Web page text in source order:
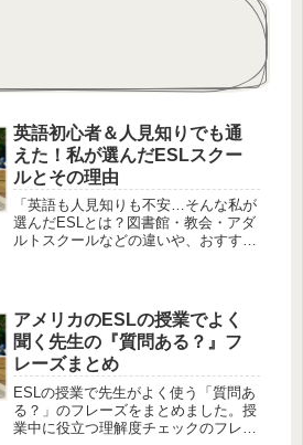
英語初心者＆人見知りでも通
えた！私が選んだESLスクー
ルとその理由
「英語も人見知りも不安…そんな私が
選んだESLとは？図書館・教会・アダ
ルトスクールなどの違いや、おすすめ
アメリカのESLの授業でよく
聞く先生の『質問ある？』フ
レーズまとめ
ESLの授業で先生がよく使う「質問あ
る？」のフレーズをまとめました。授
業中に役立つ理解度チェックのフレー